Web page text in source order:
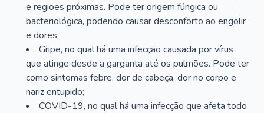
e regiões próximas. Pode ter origem fúngica ou
bacteriológica, podendo causar desconforto ao engolir
e dores;
Gripe, no qual há uma infecção causada por vírus
que atinge desde a garganta até os pulmões. Pode ter
como sintomas febre, dor de cabeça, dor no corpo e
nariz entupido;
COVID-19, no qual há uma infecção que afeta todo